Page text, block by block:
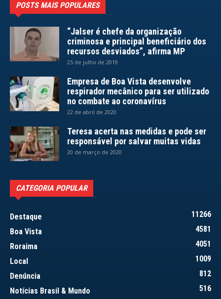
POSTS MAIS POPULARES
“Jalser é chefe da organização
criminosa e principal beneficiário dos
recursos desviados”, afirma MP
25 de julho de 2019
Empresa de Boa Vista desenvolve
respirador mecânico para ser utilizado
no combate ao coronavírus
22 de abril de 2020
Teresa acerta nas medidas e pode ser
responsável por salvar muitas vidas
20 de março de 2020
CATEGORIA POPULAR
Destaque
11266
Boa Vista
4581
Roraima
4051
Local
1009
Denúncia
812
Notícias Brasil & Mundo
516